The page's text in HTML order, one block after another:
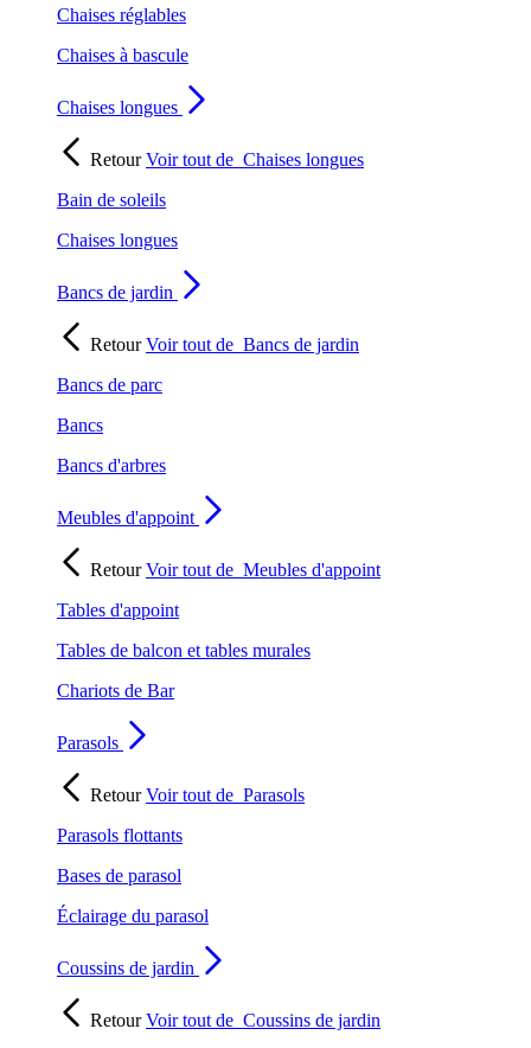
Chaises réglables
Chaises à bascule
Chaises longues
RetourVoir tout de Chaises longues
Bain de soleils
Chaises longues
Bancs de jardin
RetourVoir tout de Bancs de jardin
Bancs de parc
Bancs
Bancs d'arbres
Meubles d'appoint
RetourVoir tout de Meubles d'appoint
Tables d'appoint
Tables de balcon et tables murales
Chariots de Bar
Parasols
RetourVoir tout de Parasols
Parasols flottants
Bases de parasol
Éclairage du parasol
Coussins de jardin
RetourVoir tout de Coussins de jardin